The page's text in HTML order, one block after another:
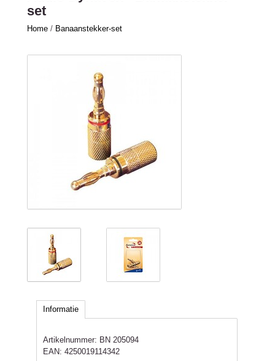
set
Home / Banaanstekker-set
Informatie
Artikelnummer: BN 205094
EAN: 4250019114342